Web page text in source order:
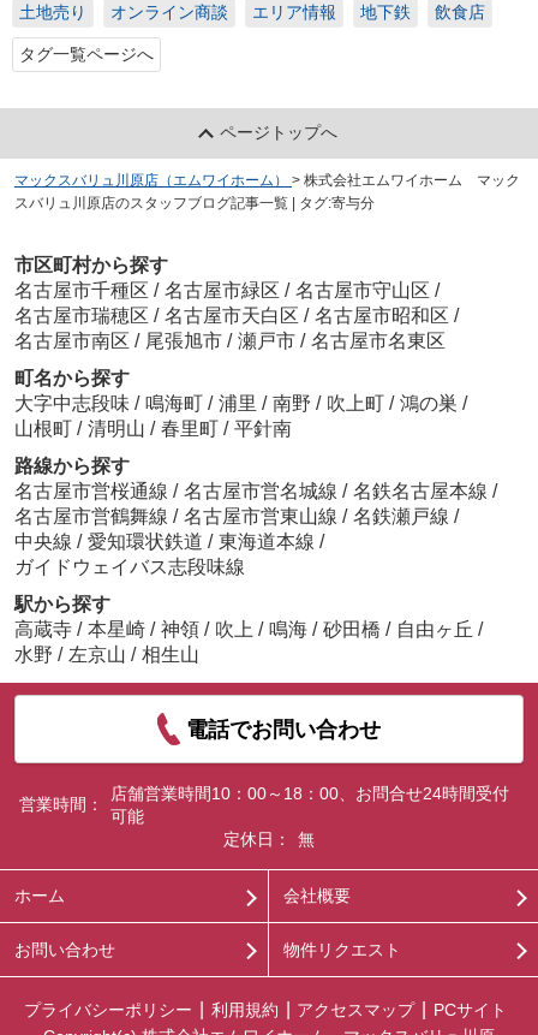
土地売り オンライン商談 エリア情報 地下鉄 飲食店
タグ一覧ページへ
ページトップへ
マックスバリュ川原店（エムワイホーム） > 株式会社エムワイホーム マック
スバリュ川原店のスタッフブログ記事一覧 | タグ:寄与分
市区町村から探す
名古屋市千種区 / 名古屋市緑区 / 名古屋市守山区 /
名古屋市瑞穂区 / 名古屋市天白区 / 名古屋市昭和区 /
名古屋市南区 / 尾張旭市 / 瀬戸市 / 名古屋市名東区
町名から探す
大字中志段味 / 鳴海町 / 浦里 / 南野 / 吹上町 / 鴻の巣 /
山根町 / 清明山 / 春里町 / 平針南
路線から探す
名古屋市営桜通線 / 名古屋市営名城線 / 名鉄名古屋本線 /
名古屋市営鶴舞線 / 名古屋市営東山線 / 名鉄瀬戸線 /
中央線 / 愛知環状鉄道 / 東海道本線 /
ガイドウェイバス志段味線
駅から探す
高蔵寺 / 本星崎 / 神領 / 吹上 / 鳴海 / 砂田橋 / 自由ヶ丘 /
水野 / 左京山 / 相生山
電話でお問い合わせ
営業時間：
店舗営業時間10：00～18：00、お問合せ24時間受付
可能
定休日：
無
ホーム 会社概要
お問い合わせ 物件リクエスト
プライバシーポリシー 利用規約 アクセスマップ
PCサイト